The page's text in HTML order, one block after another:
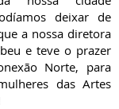
deixar de
a nossa diretora
e teve o prazer
Norte, para
das Artes